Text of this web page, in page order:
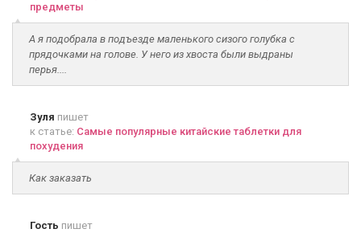
предметы
А я подобрала в подъезде маленького сизого голубка с
прядочками на голове. У него из хвоста были выдраны
перья....
Зуля пишет
к статье: Самые популярные китайские таблетки для
похудения
Как заказать
Гость пишет